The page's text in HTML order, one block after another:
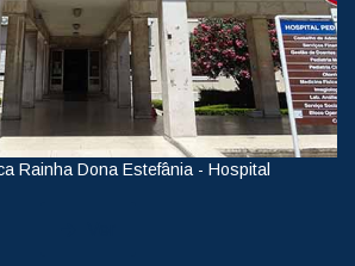
Rainha Dona Estefânia - Hospital